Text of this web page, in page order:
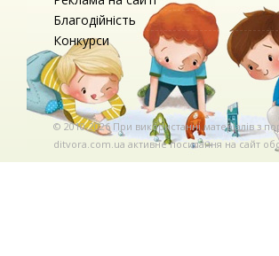
Благодійність
Конкурси
© 2010-2026 При використаннi матерiалiв з
ditvora.com.ua активне посилання на сайт